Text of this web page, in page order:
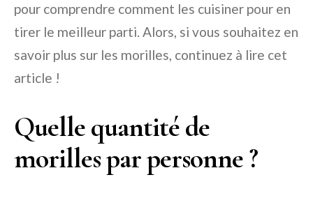
pour comprendre comment les cuisiner pour en
tirer le meilleur parti. Alors, si vous souhaitez en
savoir plus sur les morilles, continuez à lire cet
article !
Quelle quantité de
morilles par personne ?